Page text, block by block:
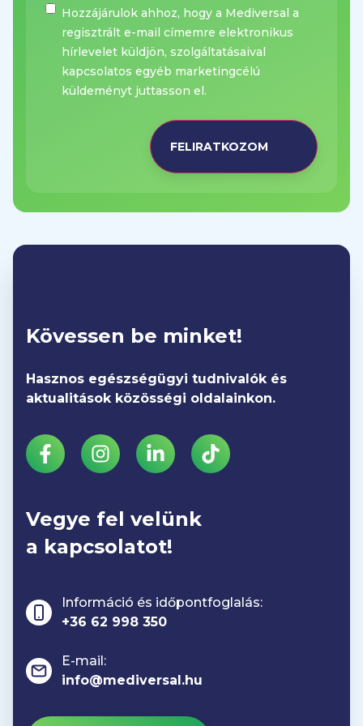
Kisebb szemészeti beavatkozások
Szaruhártyába került idegentest
eltávolítása
Gyulladáscsökkentő injekció a szem
köré (Sub-Tenon Kenalog injekció)
20 000 Ft
Szemészeti műtétek
Szaruhártya-átültetés
Retinaműtét (vitrectomia) (pl.
makulalyuk vagy epiretinalis membrán
788 000 Ft
retinaleválás vagy súlyos
retinabetegség esetén)
Hírlevél
Hozzájárulok ahhoz, hogy a Mediversal a
regisztrált e-mail címemre elektronikus
hírlevelet küldjön, szolgáltatásaival
kapcsolatos egyéb marketingcélú
küldeményt juttasson el.
Kövessen be minket!
Hasznos egészségügyi tudnivalók és
aktualitások közösségi oldalainkon.
Vegye fel velünk
a kapcsolatot!
Információ és időpontfoglalás:
+36 62 998 350
E-mail:
info@mediversal.hu